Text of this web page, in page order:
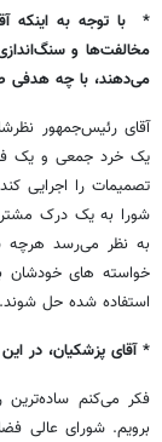
* با توجه به اینکه
مخالفت‌ها و
می‌دهند، با چه هدفی
آقای رئیس‌جمهور
یک خرد جمعی و یک
تصمیمات را اجرایی
شورا به یک درک
به نظر می‌رسد هرچه
خواسته های
استفاده شده حل شوند.
* آقای پزشکیان، در
فکر می‌کنم
برویم. شورای عالی